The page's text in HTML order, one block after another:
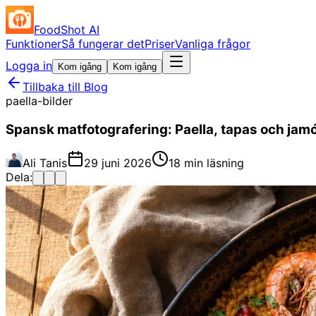
FoodShot AI
FunktionerSå fungerar detPriserVanliga frågor
Logga in
Kom igång Kom igång
Tillbaka till Blog
paella-bilder
Spansk matfotografering: Paella, tapas och
Ali Tanis 29 juni 2026
18 min läsning
Dela: